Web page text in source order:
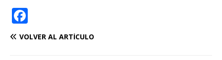
a
VOLVER AL ARTÍCULO